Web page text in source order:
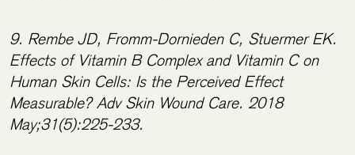
9. Rembe JD, Fromm-Dornieden C, Stuermer EK.
Effects of Vitamin B Complex and Vitamin C on
Human Skin Cells: Is the Perceived Effect
Measurable? Adv Skin Wound Care. 2018
May;31(5):225-233.